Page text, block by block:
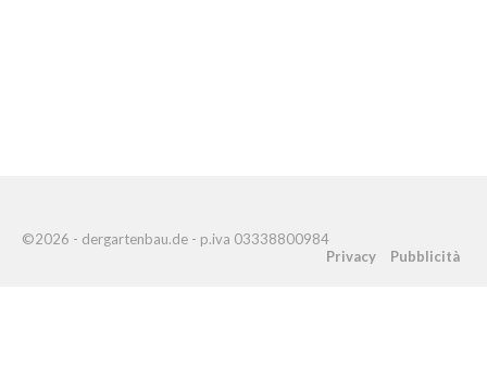
©2026 - dergartenbau.de - p.iva 03338800984
Privacy
Pubblicità